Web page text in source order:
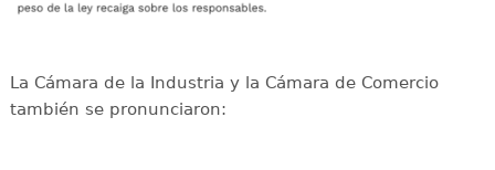
La Cámara de la Industria y la Cámara de Comercio
también se pronunciaron: